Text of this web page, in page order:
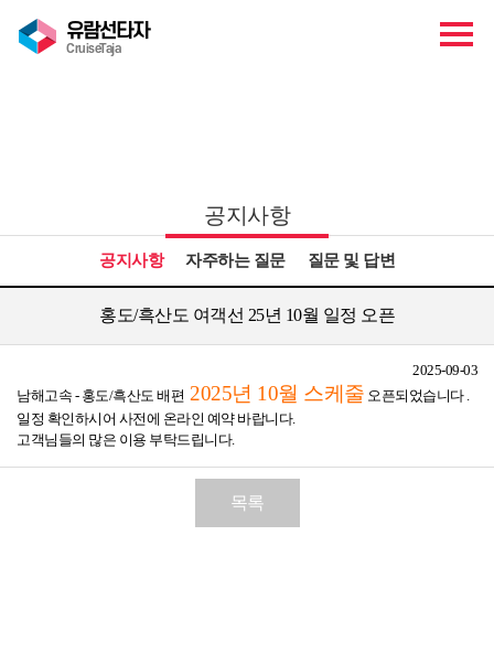
유람선타자
CruiseTaja
공지사항
공지사항 자주하는 질문 질문 및 답변
홍도/흑산도 여객선 25년 10월 일정 오픈
2025-09-03
남해고속 - 홍도/흑산도 배편 2025년 10월 스케줄 오픈되었습니다 .
일정 확인하시어 사전에 온라인 예약 바랍니다.
고객님들의 많은 이용 부탁드립니다.
목록